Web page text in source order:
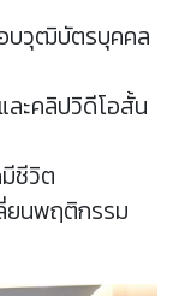
บวุฒิบัตรบุคคล
ะคลิปวิดีโอสั้น
ชีวิต
ยนพฤติกรรม